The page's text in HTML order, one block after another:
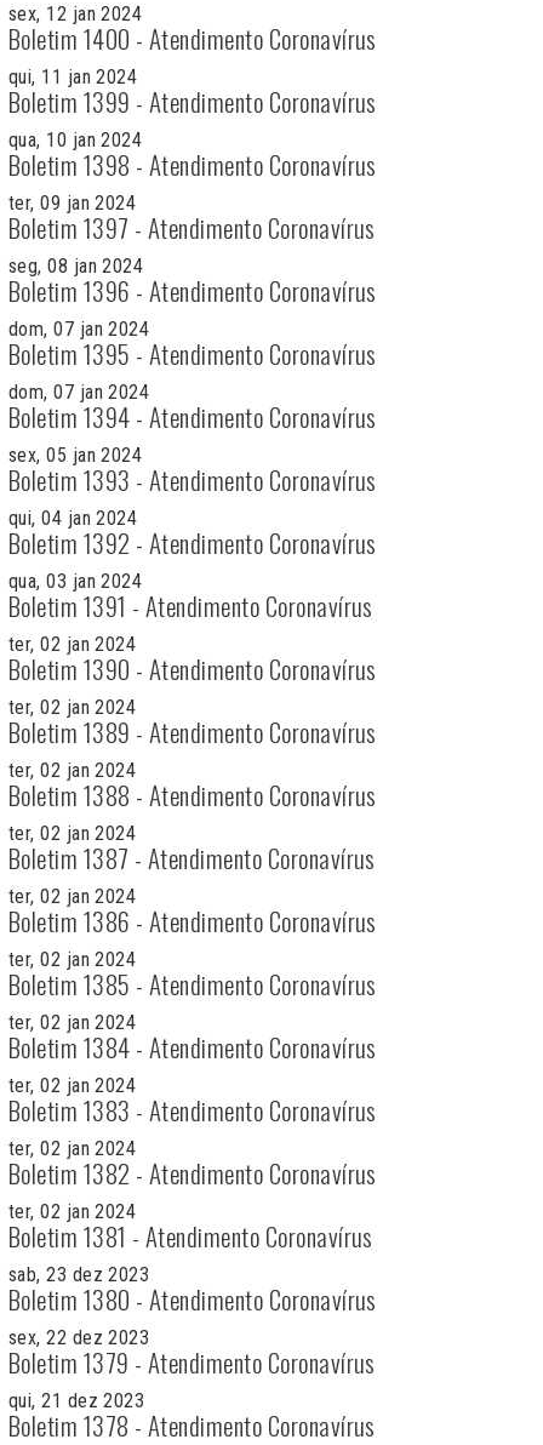
sex, 12 jan 2024
Boletim 1400 - Atendimento Coronavírus
qui, 11 jan 2024
Boletim 1399 - Atendimento Coronavírus
qua, 10 jan 2024
Boletim 1398 - Atendimento Coronavírus
ter, 09 jan 2024
Boletim 1397 - Atendimento Coronavírus
seg, 08 jan 2024
Boletim 1396 - Atendimento Coronavírus
dom, 07 jan 2024
Boletim 1395 - Atendimento Coronavírus
dom, 07 jan 2024
Boletim 1394 - Atendimento Coronavírus
sex, 05 jan 2024
Boletim 1393 - Atendimento Coronavírus
qui, 04 jan 2024
Boletim 1392 - Atendimento Coronavírus
qua, 03 jan 2024
Boletim 1391 - Atendimento Coronavírus
ter, 02 jan 2024
Boletim 1390 - Atendimento Coronavírus
ter, 02 jan 2024
Boletim 1389 - Atendimento Coronavírus
ter, 02 jan 2024
Boletim 1388 - Atendimento Coronavírus
ter, 02 jan 2024
Boletim 1387 - Atendimento Coronavírus
ter, 02 jan 2024
Boletim 1386 - Atendimento Coronavírus
ter, 02 jan 2024
Boletim 1385 - Atendimento Coronavírus
ter, 02 jan 2024
Boletim 1384 - Atendimento Coronavírus
ter, 02 jan 2024
Boletim 1383 - Atendimento Coronavírus
ter, 02 jan 2024
Boletim 1382 - Atendimento Coronavírus
ter, 02 jan 2024
Boletim 1381 - Atendimento Coronavírus
sab, 23 dez 2023
Boletim 1380 - Atendimento Coronavírus
sex, 22 dez 2023
Boletim 1379 - Atendimento Coronavírus
qui, 21 dez 2023
Boletim 1378 - Atendimento Coronavírus